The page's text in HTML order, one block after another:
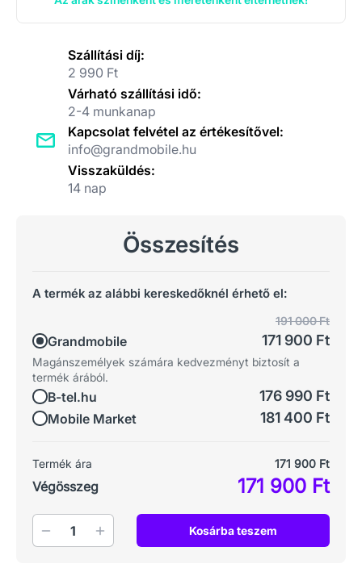
Szállítási díj:
2 990 Ft
Várható szállítási idő:
2-4 munkanap
Kapcsolat felvétel az értékesítővel:
info@grandmobile.hu
Visszaküldés:
14 nap
Összesítés
A termék az alábbi kereskedőknél érhető el:
Grandmobile
191 000 Ft
171 900 Ft
Magánszemélyek számára kedvezményt biztosít a
termék árából.
B-tel.hu 176 990 Ft
Mobile Market 181 400 Ft
Termék ára 171 900 Ft
Végösszeg 171 900 Ft
Mennyiség Kosárba teszem